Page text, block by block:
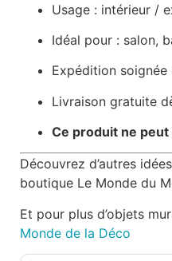
Usage : intérieur /
Idéal pour : salon,
Expédition
Livraison gratuite
Ce produit ne
Découvrez d’autres
boutique Le Monde du
Et pour plus d’objets
Monde de la Déco